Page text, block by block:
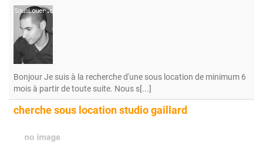
Bonjour Je suis à la recherche d'une sous location de minimum 6
mois à partir de toute suite. Nous s[...]
cherche sous location studio gaillard